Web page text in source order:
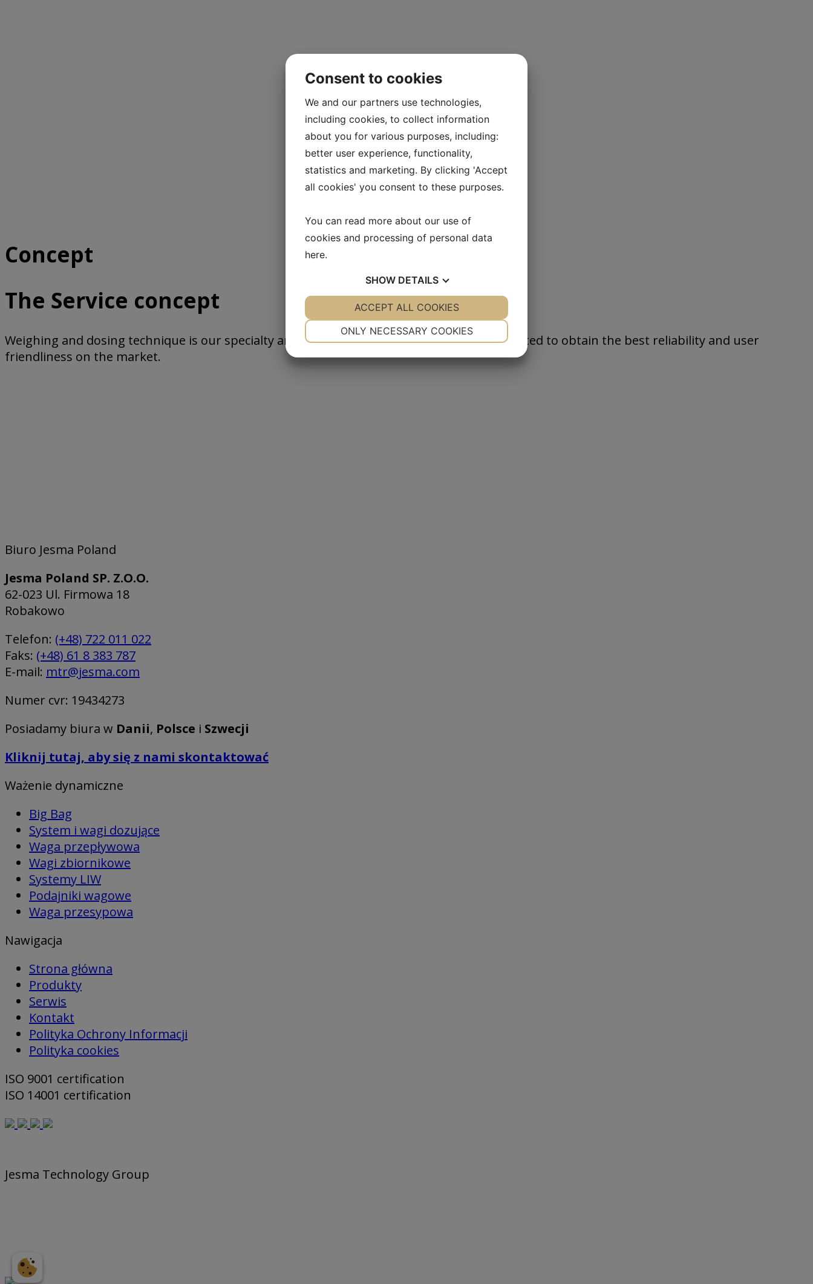
Concept
The Service concept
Weighing and dosing technique is our specialty and all products are designed and constructed to obtain the best reliability and user
friendliness on the market.
Biuro Jesma Poland
Jesma Poland SP. Z.O.O.
62-023 Ul. Firmowa 18
Robakowo
Telefon: (+48) 722 011 022
Faks: (+48) 61 8 383 787
E-mail: mtr@jesma.com
Numer cvr: 19434273
Posiadamy biura w Danii, Polsce i Szwecji
Kliknij tutaj, aby się z nami skontaktować
Ważenie dynamiczne
Big Bag
System i wagi dozujące
Waga przepływowa
Wagi zbiornikowe
Systemy LIW
Podajniki wagowe
Waga przesypowa
Nawigacja
Strona główna
Produkty
Serwis
Kontakt
Polityka Ochrony Informacji
Polityka cookies
ISO 9001 certification
ISO 14001 certification
Jesma Technology Group
Consent to cookies
We and our partners use technologies,
including cookies, to collect information
about you for various purposes, including:
better user experience, functionality,
statistics and marketing. By clicking 'Accept
all cookies' you consent to these purposes.
You can read more about our use of
cookies and processing of personal data
here.
SHOW DETAILS
YES NO YES NO
ONLY NECESSARY COOKIES
ACCEPT ALL COOKIES